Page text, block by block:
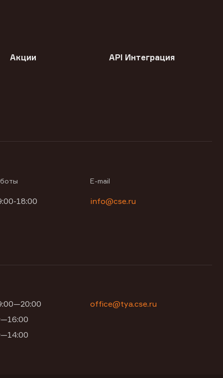
Акции API Интеграция
18:00
E-mail
info@cse.ru
office@tya.cse.ru